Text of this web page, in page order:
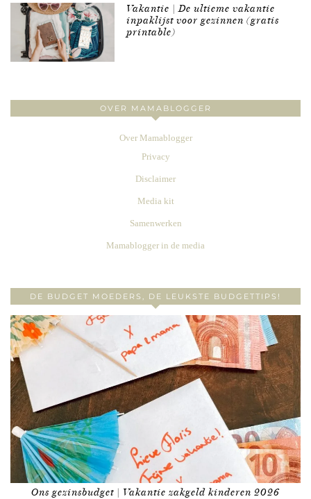
Vakantie | De ultieme vakantie
inpaklijst voor gezinnen (gratis
printable)
OVER MAMABLOGGER
Over Mamablogger
Privacy
Disclaimer
Media kit
Samenwerken
Mamablogger in de media
DE BUDGET MOEDERS, DE LEUKSTE BUDGETTIPS!
Ons gezinsbudget | Vakantie zakgeld kinderen 2026